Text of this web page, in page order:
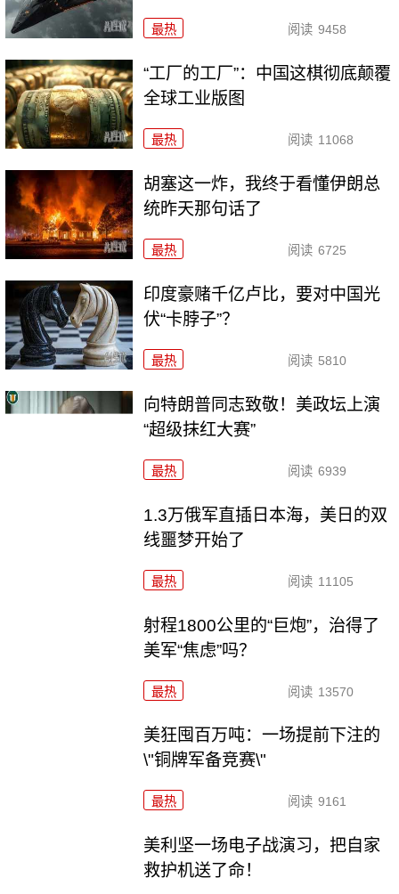
最热 阅读 9458
“工厂的工厂”：中国这棋彻底颠覆
全球工业版图
最热 阅读 11068
胡塞这一炸，我终于看懂伊朗总
统昨天那句话了
最热 阅读 6725
印度豪赌千亿卢比，要对中国光
伏“卡脖子”？
最热 阅读 5810
向特朗普同志致敬！美政坛上演
“超级抹红大赛”
最热 阅读 6939
1.3万俄军直插日本海，美日的双
线噩梦开始了
最热 阅读 11105
射程1800公里的“巨炮”，治得了
美军“焦虑”吗？
最热 阅读 13570
美狂囤百万吨：一场提前下注的
\"铜牌军备竞赛\"
最热 阅读 9161
美利坚一场电子战演习，把自家
救护机送了命！